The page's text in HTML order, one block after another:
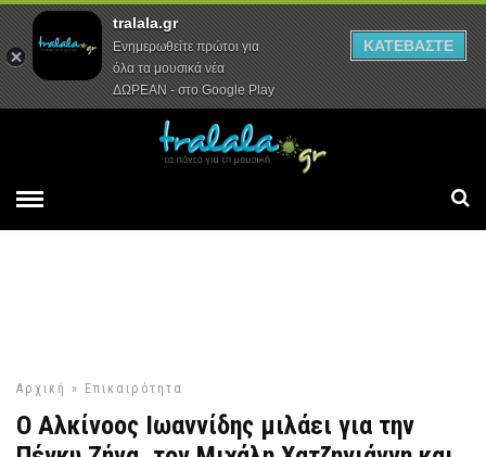
Αρχική Συνεντεύξεις Ρεπορτάζ
Αρχική » Επικαιρότητα
Ο Αλκίνοος Ιωαννίδης μιλάει για την
tralala.gr
Ενημερωθείτε πρώτοι για
όλα τα μουσικά νέα
ΔΩΡΕΑΝ - στο Google Play
ΚΑΤΕΒΑΣΤΕ